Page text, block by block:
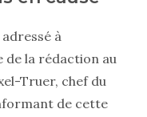
adressé à
la rédaction au
Truer, chef du
de cette